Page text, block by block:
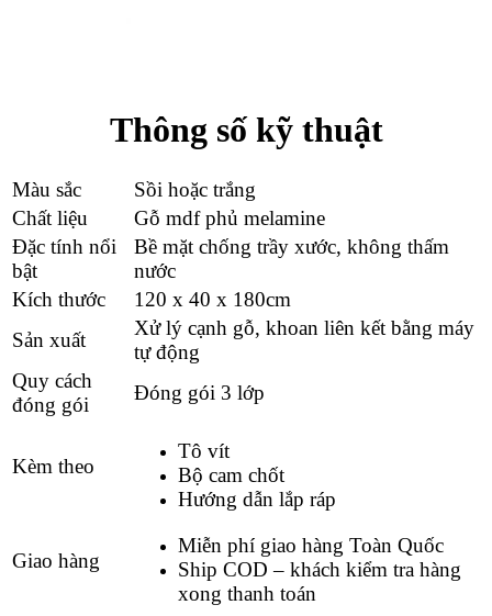
Thông số kỹ thuật
Màu sắc
Sồi hoặc trắng
Chất liệu
Gỗ mdf phủ melamine
Đặc tính nổi
bật
Bề mặt chống trầy xước, không thấm
nước
Kích thước
120 x 40 x 180cm
Sản xuất
Xử lý cạnh gỗ, khoan liên kết bằng máy
tự động
Quy cách
đóng gói
Đóng gói 3 lớp
Kèm theo
Tô vít
Bộ cam chốt
Hướng dẫn lắp ráp
Giao hàng
Miễn phí giao hàng Toàn Quốc
Ship COD – khách kiểm tra hàng
xong thanh toán